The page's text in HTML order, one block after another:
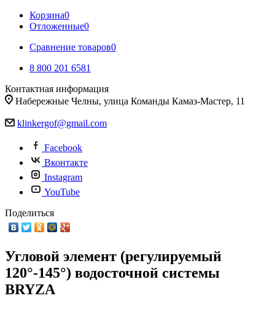
Корзина0
Отложенные0
Сравнение товаров0
8 800 201 6581
Контактная информация
Набережные Челны, улица Команды Камаз-Мастер, 11
klinkergof@gmail.com
Facebook
Вконтакте
Instagram
YouTube
Поделиться
Угловой элемент (регулируемый
120°-145°) водосточной системы
BRYZA